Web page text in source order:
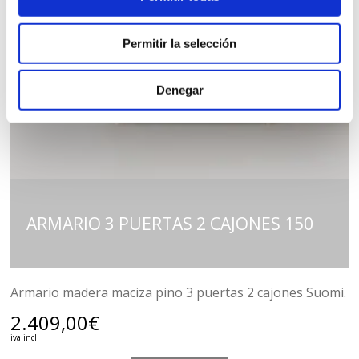
Permitir la selección
Denegar
ARMARIO 3 PUERTAS 2 CAJONES 150
Armario madera maciza pino 3 puertas 2 cajones Suomi.
2.409,00€
iva incl.